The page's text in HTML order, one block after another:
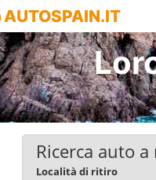
AUTOSPAIN.IT
Ricerca auto
Località di ritiro